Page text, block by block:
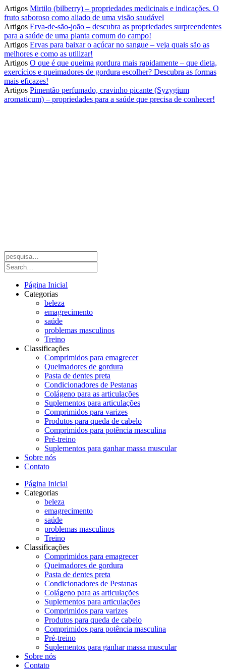
Artigos Mirtilo (bilberry) – propriedades medicinais e indicações. O
fruto saboroso como aliado de uma visão saudável
Artigos Erva-de-são-joão – descubra as propriedades surpreendentes
para a saúde de uma planta comum do campo!
Artigos Ervas para baixar o açúcar no sangue – veja quais são as
melhores e como as utilizar!
Artigos O que é que queima gordura mais rapidamente – que dieta,
exercícios e queimadores de gordura escolher? Descubra as formas
mais eficazes!
Artigos Pimentão perfumado, cravinho picante (Syzygium
aromaticum) – propriedades para a saúde que precisa de conhecer!
Página Inicial
Categorias
beleza
emagrecimento
saúde
problemas masculinos
Treino
Classificações
Comprimidos para emagrecer
Queimadores de gordura
Pasta de dentes preta
Condicionadores de Pestanas
Colágeno para as articulações
Suplementos para articulações
Comprimidos para varizes
Produtos para queda de cabelo
Comprimidos para potência masculina
Pré-treino
Suplementos para ganhar massa muscular
Sobre nós
Contato
Página Inicial
Categorias
beleza
emagrecimento
saúde
problemas masculinos
Treino
Classificações
Comprimidos para emagrecer
Queimadores de gordura
Pasta de dentes preta
Condicionadores de Pestanas
Colágeno para as articulações
Suplementos para articulações
Comprimidos para varizes
Produtos para queda de cabelo
Comprimidos para potência masculina
Pré-treino
Suplementos para ganhar massa muscular
Sobre nós
Contato